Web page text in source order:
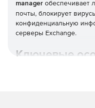
manager обеспечивает
почты, блокирует
конфиденциальную
серверы Exchange.
Ключевые